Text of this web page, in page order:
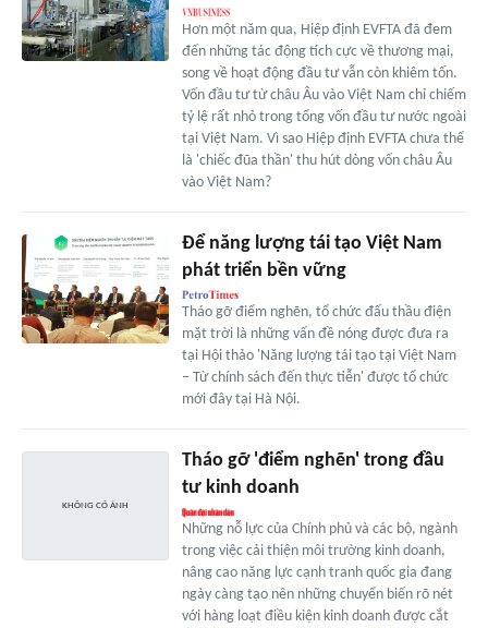
Hơn một năm qua, Hiệp định EVFTA đã đem
đến những tác động tích cực về thương mại,
song về hoạt động đầu tư vẫn còn khiêm tốn.
Vốn đầu tư từ châu Âu vào Việt Nam chỉ chiếm
tỷ lệ rất nhỏ trong tổng vốn đầu tư nước ngoài
tại Việt Nam. Vì sao Hiệp định EVFTA chưa thể
là 'chiếc đũa thần' thu hút dòng vốn châu Âu
vào Việt Nam?
Để năng lượng tái tạo Việt Nam
phát triển bền vững
Tháo gỡ điểm nghẽn, tổ chức đấu thầu điện
mặt trời là những vấn đề nóng được đưa ra
tại Hội thảo 'Năng lượng tái tạo tại Việt Nam
– Từ chính sách đến thực tiễn' được tổ chức
mới đây tại Hà Nội.
Tháo gỡ 'điểm nghẽn' trong đầu
tư kinh doanh
Những nỗ lực của Chính phủ và các bộ, ngành
trong việc cải thiện môi trường kinh doanh,
nâng cao năng lực cạnh tranh quốc gia đang
ngày càng tạo nên những chuyển biến rõ nét
với hàng loạt điều kiện kinh doanh được cắt